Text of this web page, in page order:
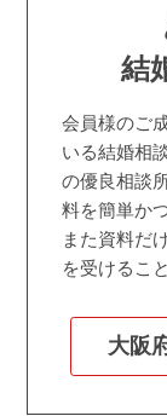
結
会員様のご
いる結婚相
の優良相談
料を簡単か
また資料だ
を受けるこ
大阪